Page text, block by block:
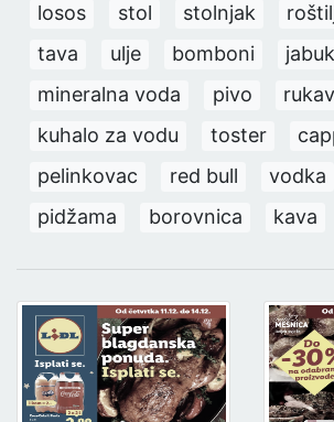
losos
stol stolnjak
tava
ulje bomboni
mineralna voda
pivo
kuhalo za vodu
toster
pelinkovac
red bull vodka
pidžama
borovnica kava